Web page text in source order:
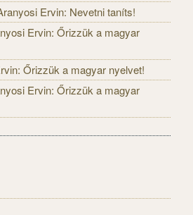
Ervin: Nevetni taníts!
Ervin: Őrizzük a magyar
Őrizzük a magyar nyelvet!
Ervin: Őrizzük a magyar